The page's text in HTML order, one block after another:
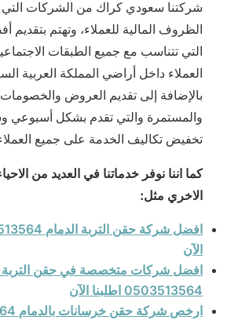
شركتنا سعودي كراك من الشركات التي
الظروف المالية للعملاء، وتهتم بتقديم
التي تتناسب مع جميع الطبقات
العملاء داخل أراضي المملكة العربية
بالإضافة إلى تقديم العروض والخصومات
والمستمرة والتي تقدم بشكل أسبوعي
تخفيض تكاليف الخدمة على جميع
كما اننا نوفر خدماتنا في العديد من
الاخري مثل:
الآن
افضل شركات متخصصة في حقن
0503513564 اطلبنا الآن
ارخص